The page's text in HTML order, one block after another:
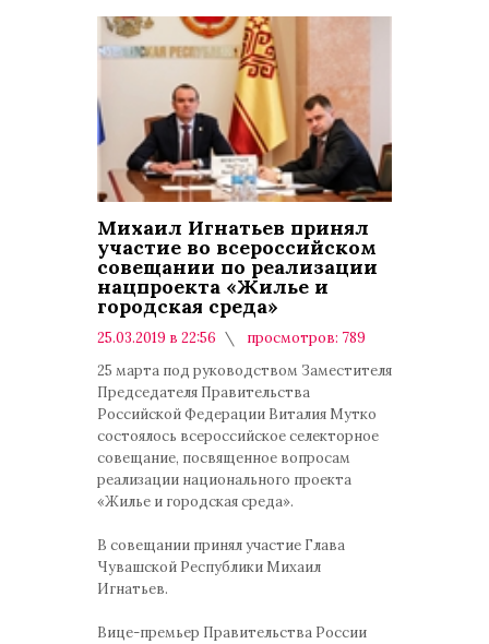
Михаил Игнатьев принял
участие во всероссийском
совещании по реализации
нацпроекта «Жилье и
городская среда»
25.03.2019 в 22:56
просмотров: 789
25 марта под руководством Заместителя
Председателя Правительства
Российской Федерации Виталия Мутко
состоялось всероссийское селекторное
совещание, посвященное вопросам
реализации национального проекта
«Жилье и городская среда».
В совещании принял участие Глава
Чувашской Республики Михаил
Игнатьев.
Вице-премьер Правительства России